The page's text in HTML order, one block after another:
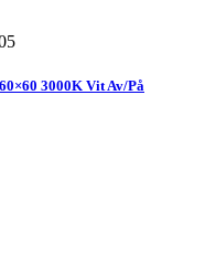
3000K Vit Av/På